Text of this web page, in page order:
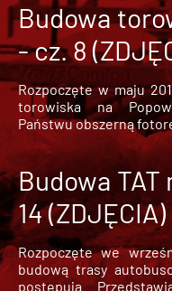
Budowa
- cz. 8
Rozpoczęte w maju
torowiska na
Państwu obszerną
Budowa TAT
14 (ZDJĘCIA)
Rozpoczęte we
budową trasy
postępują.